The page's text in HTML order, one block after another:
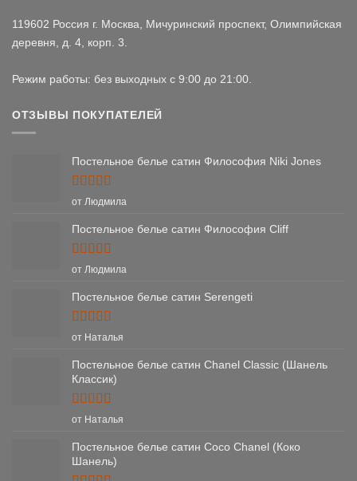
119602 Россия г. Москва, Мичуринский проспект, Олимпийская
деревня, д. 4, корп. 3.
Режим работы: без выходных с 9:00 до 21:00.
ОТЗЫВЫ ПОКУПАТЕЛЕЙ
Постельное белье сатин Философия Niki Jones
Оценка5
от Людмила
Постельное белье сатин Философия Cliff
Оценка5
от Людмила
Постельное белье сатин Serengeti
Оценка5
от Наталья
Постельное белье сатин Chanel Classic (Шанель
Классик)
Оценка5
от Наталья
Постельное белье сатин Coco Chanel (Коко
Шанель)